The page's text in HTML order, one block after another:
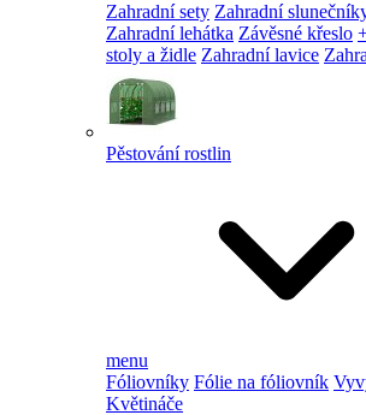
Zahradní sety Zahradní
Zahradní lehátka Závěsné křeslo
stoly a židle Zahradní lavice
Pěstování rostlin
menu
Fóliovníky Fólie na fóliovník
Květináče